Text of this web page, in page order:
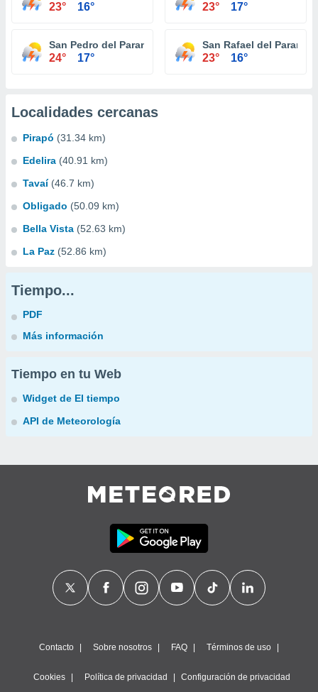
23° 16° 23° 17°
San Pedro del Paraná
24° 17°
San Rafael del Paraná
23° 16°
Localidades cercanas
Pirapó (31.34 km)
Edelira (40.91 km)
Tavaí (46.7 km)
Obligado (50.09 km)
Bella Vista (52.63 km)
La Paz (52.86 km)
Tiempo...
PDF
Más información
Tiempo en tu Web
Widget de El tiempo
API de Meteorología
Contacto Sobre nosotros FAQ Términos de uso
Cookies Política de privacidad Configuración de privacidad